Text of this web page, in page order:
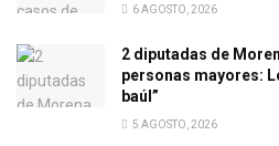
6 AGOSTO, 2026
2 diputadas de
personas mayores:
baúl”
5 AGOSTO, 2026